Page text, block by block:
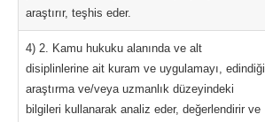
araştırır, teşhis eder.
4) 2. Kamu hukuku alanında ve alt
disiplinlerine ait kuram ve uygulamayı, edindiği
araştırma ve/veya uzmanlık düzeyindeki
bilgileri kullanarak analiz eder, değerlendirir ve